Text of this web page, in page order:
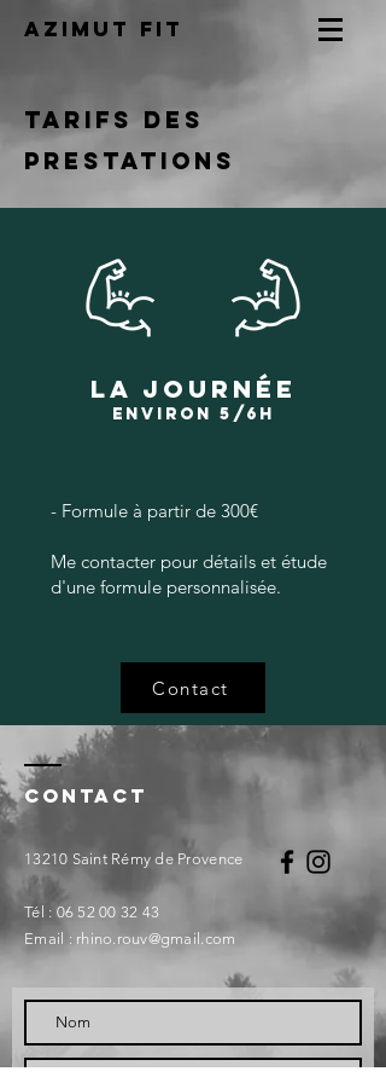
AZIMUT FIT
TARIFS DES
PRESTATIONS
LA JOURNÉE
ENVIRON 5/6H
- Formule à partir de 300€
Me contacter pour détails et étude
d'une formule personnalisée.
Contact
Contact
13210 Saint Rémy de Provence
Tél : 06 52 00 32 43
Email : rhino.rouv@gmail.com